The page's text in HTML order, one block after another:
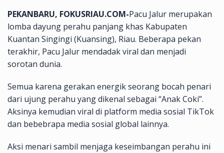
PEKANBARU, FOKUSRIAU.COM-Pacu Jalur merupakan
lomba dayung perahu panjang khas Kabupaten
Kuantan Singingi (Kuansing), Riau. Beberapa pekan
terakhir, Pacu Jalur mendadak viral dan menjadi
sorotan dunia.
Semua karena gerakan energik seorang bocah penari
dari ujung perahu yang dikenal sebagai “Anak Coki”.
Aksinya kemudian viral di platform media sosial TikTok
dan bebebrapa media sosial global lainnya.
Aksi menari sambil menjaga keseimbangan perahu ini